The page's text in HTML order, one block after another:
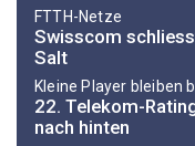
FTTH-Netze
Swisscom
Salt
Kleine Player bleiben
22. Telekom-
nach hinten